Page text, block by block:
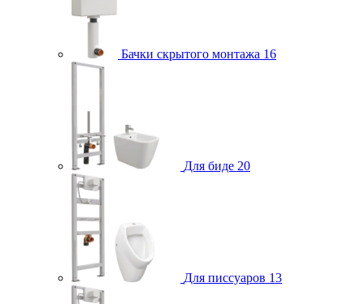
Бачки скрытого монтажа 16
Для биде 20
Для писсуаров 13